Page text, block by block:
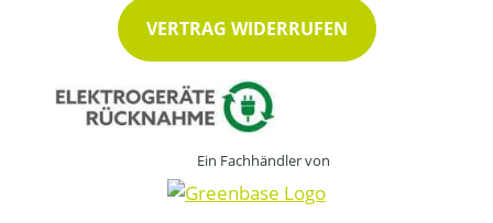
VERTRAG WIDERRUFEN
Ein Fachhändler von